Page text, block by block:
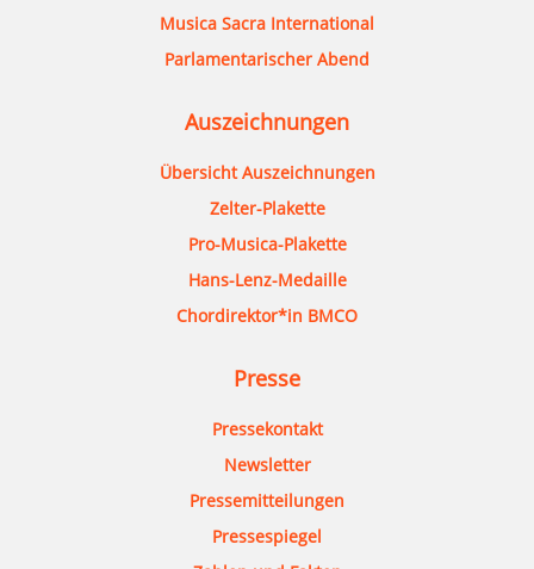
Musica Sacra International
Parlamentarischer Abend
Auszeichnungen
Übersicht Auszeichnungen
Zelter-Plakette
Pro-Musica-Plakette
Hans-Lenz-Medaille
Chordirektor*in BMCO
Presse
Pressekontakt
Newsletter
Pressemitteilungen
Pressespiegel